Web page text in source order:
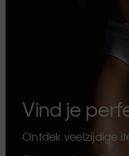
Vind je
Ontdek veelzijdige